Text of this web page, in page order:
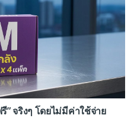
” จริงๆ โดยไม่มีค่าใช้จ่าย